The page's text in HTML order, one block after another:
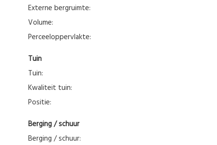
Externe bergruimte:
Volume:
Perceeloppervlakte:
Tuin
Tuin:
Kwaliteit tuin:
Positie:
Berging / schuur
Berging / schuur: